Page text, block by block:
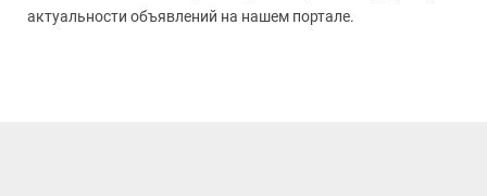
актуальности объявлений на нашем портале.